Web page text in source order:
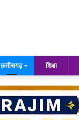
छत्तीसगढ़ शिक्षा